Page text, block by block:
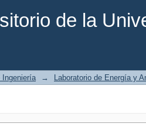
de la
Ingeniería → Laboratorio de Energía y